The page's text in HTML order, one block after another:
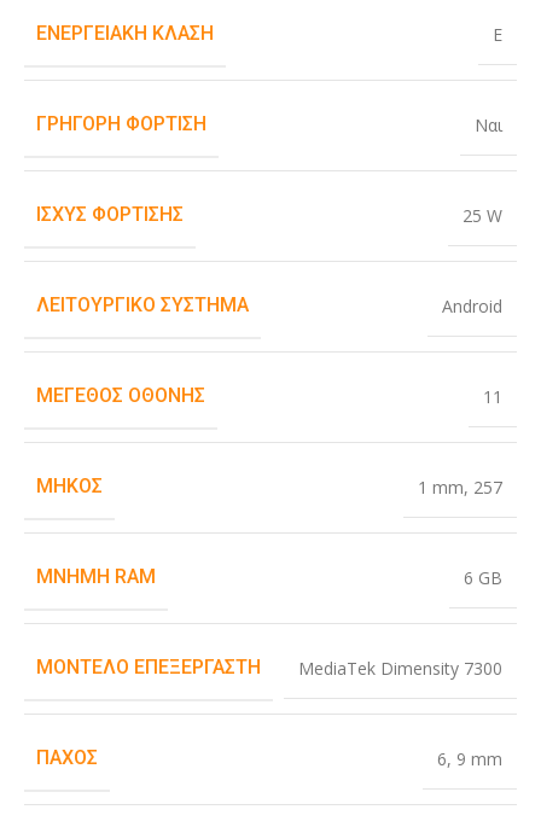
ΕΝΕΡΓΕΙΑΚΉ ΚΛΆΣΗ E
ΓΡΉΓΟΡΗ ΦΌΡΤΙΣΗ Ναι
ΙΣΧΎΣ ΦΌΡΤΙΣΗΣ 25 W
ΛΕΙΤΟΥΡΓΙΚΌ ΣΎΣΤΗΜΑ Android
ΜΈΓΕΘΟΣ ΟΘΌΝΗΣ 11
ΜΉΚΟΣ 1 mm, 257
ΜΝΉΜΗ RAM 6 GB
ΜΟΝΤΈΛΟ ΕΠΕΞΕΡΓΑΣΤΉ MediaTek Dimensity 7300
ΠΆΧΟΣ 6, 9 mm